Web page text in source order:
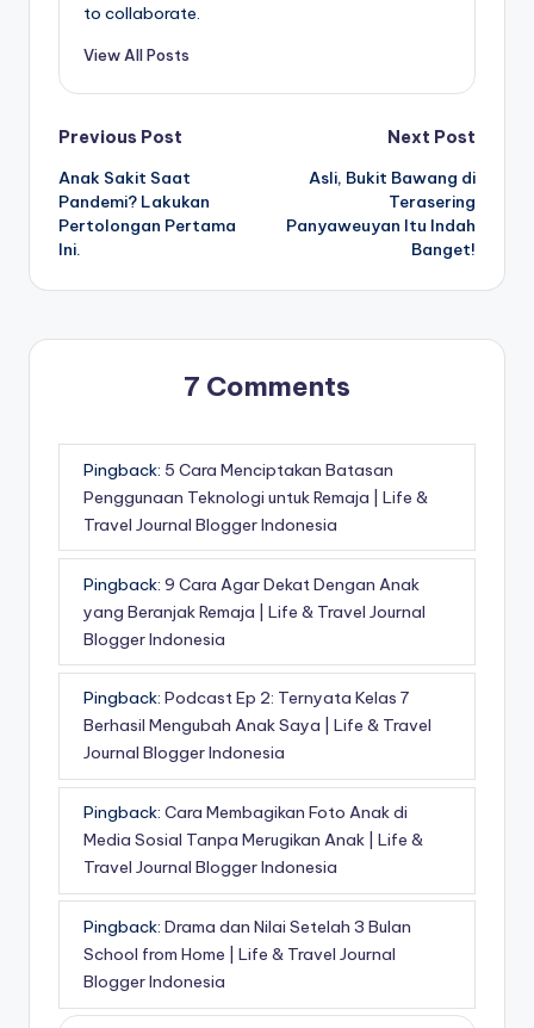
to collaborate.
View All Posts
Post
navigation
Previous Post
Anak Sakit Saat
Pandemi? Lakukan
Pertolongan Pertama
Ini.
Next Post
Asli, Bukit Bawang di
Terasering
Panyaweuyan Itu Indah
Banget!
7 Comments
Pingback: 5 Cara Menciptakan Batasan
Penggunaan Teknologi untuk Remaja | Life &
Travel Journal Blogger Indonesia
Pingback: 9 Cara Agar Dekat Dengan Anak
yang Beranjak Remaja | Life & Travel Journal
Blogger Indonesia
Pingback: Podcast Ep 2: Ternyata Kelas 7
Berhasil Mengubah Anak Saya | Life & Travel
Journal Blogger Indonesia
Pingback: Cara Membagikan Foto Anak di
Media Sosial Tanpa Merugikan Anak | Life &
Travel Journal Blogger Indonesia
Pingback: Drama dan Nilai Setelah 3 Bulan
School from Home | Life & Travel Journal
Blogger Indonesia